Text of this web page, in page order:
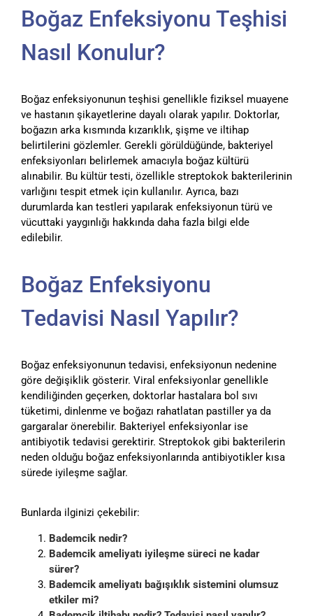
Boğaz Enfeksiyonu Teşhisi
Nasıl Konulur?
Boğaz enfeksiyonunun teşhisi genellikle fiziksel muayene
ve hastanın şikayetlerine dayalı olarak yapılır. Doktorlar,
boğazın arka kısmında kızarıklık, şişme ve iltihap
belirtilerini gözlemler. Gerekli görüldüğünde, bakteriyel
enfeksiyonları belirlemek amacıyla boğaz kültürü
alınabilir. Bu kültür testi, özellikle streptokok bakterilerinin
varlığını tespit etmek için kullanılır. Ayrıca, bazı
durumlarda kan testleri yapılarak enfeksiyonun türü ve
vücuttaki yaygınlığı hakkında daha fazla bilgi elde
edilebilir.
Boğaz Enfeksiyonu
Tedavisi Nasıl Yapılır?
Boğaz enfeksiyonunun tedavisi, enfeksiyonun nedenine
göre değişiklik gösterir. Viral enfeksiyonlar genellikle
kendiliğinden geçerken, doktorlar hastalara bol sıvı
tüketimi, dinlenme ve boğazı rahatlatan pastiller ya da
gargaralar önerebilir. Bakteriyel enfeksiyonlar ise
antibiyotik tedavisi gerektirir. Streptokok gibi bakterilerin
neden olduğu boğaz enfeksiyonlarında antibiyotikler kısa
sürede iyileşme sağlar.
Bunlarda ilginizi çekebilir:
Bademcik nedir?
Bademcik ameliyatı iyileşme süreci ne kadar
sürer?
Bademcik ameliyatı bağışıklık sistemini olumsuz
etkiler mi?